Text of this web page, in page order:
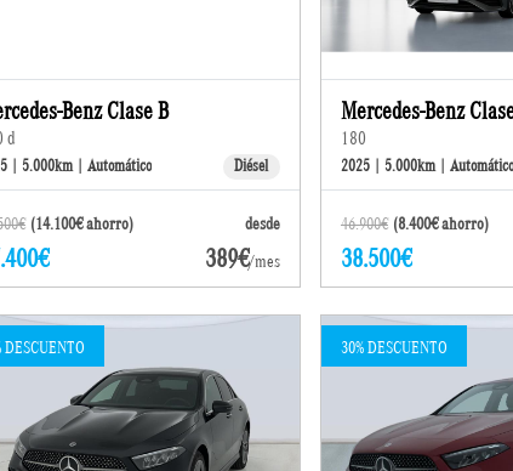
Benz Clase B
d
| 5.000km | Automático Diésel
(14.100€ ahorro) desde
389€/mes
Mercedes-Benz
180
2025 | 5.000km | Automático
46.900€ (8.400€ ahorro)
38.500€
DESCUENTO 30% DESCUENTO